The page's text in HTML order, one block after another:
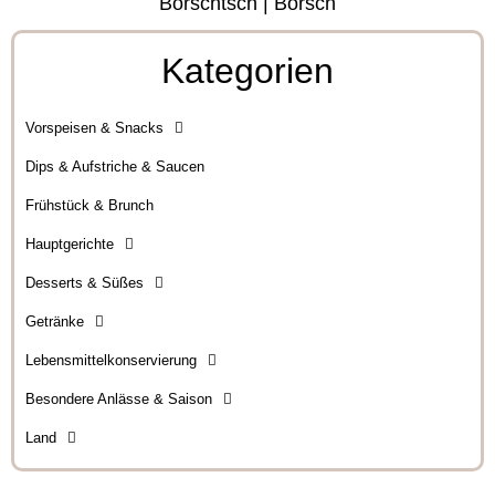
Kategorien
Vorspeisen & Snacks
Dips & Aufstriche & Saucen
Frühstück & Brunch
Hauptgerichte
Desserts & Süßes
Getränke
Lebensmittelkonservierung
Besondere Anlässe & Saison
Land